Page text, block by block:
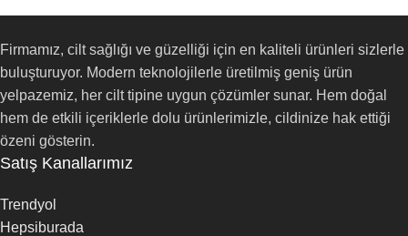
Firmamız, cilt sağlığı ve güzelliği için en kaliteli ürünleri sizlerle
buluşturuyor. Modern teknolojilerle üretilmiş geniş ürün
yelpazemiz, her cilt tipine uygun çözümler sunar. Hem doğal
hem de etkili içeriklerle dolu ürünlerimizle, cildinize hak ettiği
özeni gösterin.
Satış Kanallarımız
Trendyol
Hepsiburada